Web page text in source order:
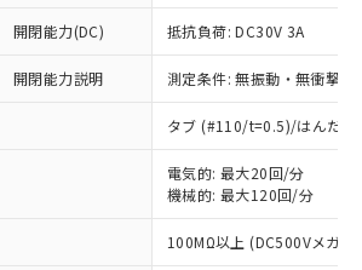
開閉能力(DC) 抵抗負荷: DC30V 3A
開閉能力説明 測定条件: 無振動・無衝撃
タブ (#110/t=0.5)/はんだづ
電気的: 最大20回/分
機械的: 最大120回/分
100MΩ以上 (DC500Vメガ)
件
況
み：EU RoHS指令（10物質）の
した製品が提供可能な商品で
EU RoHS指令（10物質）の非含
製品に切り替える予定のある